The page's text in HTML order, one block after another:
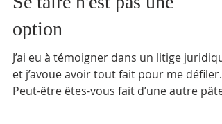
Se taire n'est pas une
option
J’ai eu à témoigner dans un litige
et j’avoue avoir tout fait pour me défiler.